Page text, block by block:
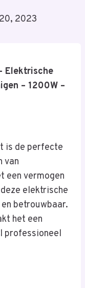
2023
Elektrische
– 1200W –
is de perfecte
van
een vermogen
elektrische
betrouwbaar.
het een
professioneel